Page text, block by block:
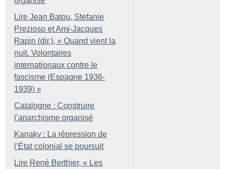
Lire Jean Batou, Stefanie
Prezioso et Ami-Jacques
Rapin (dir.), « Quand vient la
nuit. Volontaires
internationaux contre le
fascisme (Espagne 1936-
1939) »
Catalogne : Construire
l’anarchisme organisé
Kanaky : La répression de
l’État colonial se poursuit
Lire René Berthier, « Les